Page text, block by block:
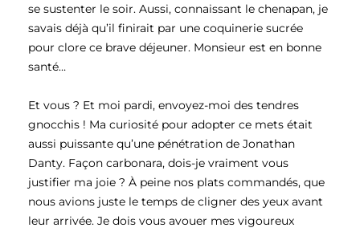
se sustenter le soir. Aussi, connaissant le chenapan, je
savais déjà qu’il finirait par une coquinerie sucrée
pour clore ce brave déjeuner. Monsieur est en bonne
santé…
Et vous ? Et moi pardi, envoyez-moi des tendres
gnocchis ! Ma curiosité pour adopter ce mets était
aussi puissante qu’une pénétration de Jonathan
Danty. Façon carbonara, dois-je vraiment vous
justifier ma joie ? À peine nos plats commandés, que
nous avions juste le temps de cligner des yeux avant
leur arrivée. Je dois vous avouer mes vigoureux